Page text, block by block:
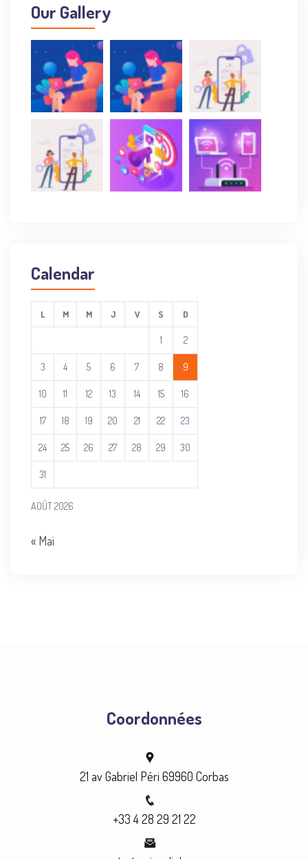
Our Gallery
Calendar
AOÛT 2026
L M M J V S D
1 2
3 4 5 6 7 8 9
10 11 12 13 14 15 16
17 18 19 20 21 22 23
24 25 26 27 28 29 30
31
« Mai
Coordonnées
21 av Gabriel Péri 69960 Corbas
+33 4 28 29 21 22